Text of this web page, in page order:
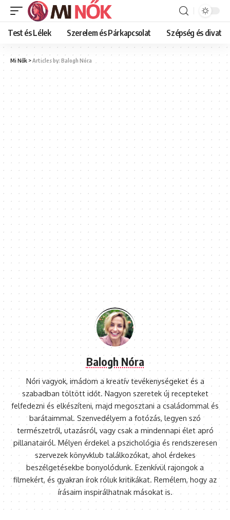
Test és Lélek Szerelem és Párkapcsolat Szépség és divat
Mi Nők >Articles by: Balogh Nóra
Balogh Nóra
Nóri vagyok, imádom a kreatív tevékenységeket és a
szabadban töltött időt. Nagyon szeretek új recepteket
felfedezni és elkészíteni, majd megosztani a családommal és
barátaimmal. Szenvedélyem a fotózás, legyen szó
természetről, utazásról, vagy csak a mindennapi élet apró
pillanatairól. Mélyen érdekel a pszichológia és rendszeresen
szervezek könyvklub találkozókat, ahol érdekes
beszélgetésekbe bonyolódunk. Ezenkívül rajongok a
filmekért, és gyakran írok róluk kritikákat. Remélem, hogy az
írásaim inspirálhatnak másokat is.